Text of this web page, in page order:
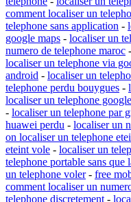
comment localiser un
telephone sans application -
google maps - localiser un
numero de telephone maroc -
localiser un telephone via
android - localiser un
telephone perdu bouygues -
localiser un telephone google
- localiser un telephone par
huawei perdu - localiser un
on localiser un telephone
eteint vole - localiser un
telephone portable sans que
un telephone voler- free
comment localiser un
telephone discretement -